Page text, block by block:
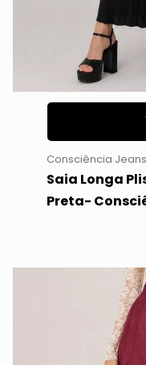
Consciência Jeans
Saia Longa
Preta-